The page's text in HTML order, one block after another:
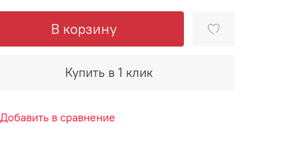
В корзину
Купить в 1 клик
Добавить в сравнение